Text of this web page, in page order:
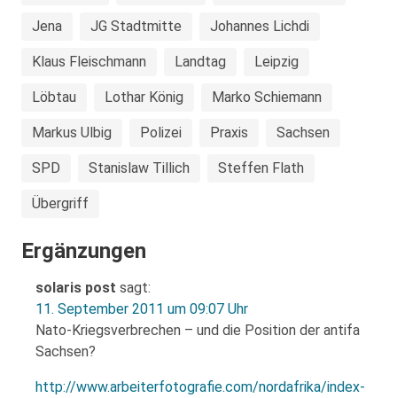
Jena JG Stadtmitte Johannes Lichdi
Klaus Fleischmann Landtag Leipzig
Löbtau Lothar König Marko Schiemann
Markus Ulbig Polizei Praxis Sachsen
SPD Stanislaw Tillich Steffen Flath
Übergriff
Ergänzungen
solaris post sagt:
11. September 2011 um 09:07 Uhr
Nato-Kriegsverbrechen – und die Position der antifa
Sachsen?
http://www.arbeiterfotografie.com/nordafrika/index-